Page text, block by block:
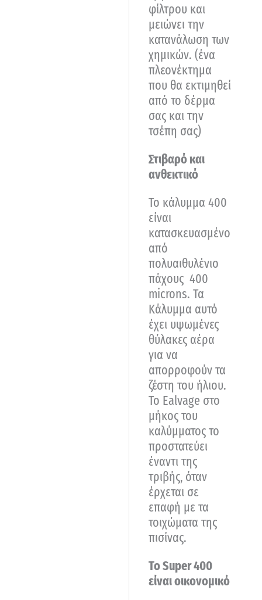
φίλτρου και
μειώνει την
κατανάλωση των
χημικών. (ένα
πλεονέκτημα
που θα εκτιμηθεί
από το δέρμα
σας και την
τσέπη σας)
Στιβαρό και
ανθεκτικό
Το κάλυμμα 400
είναι
κατασκευασμένο
από
πολυαιθυλένιο
πάχους 400
microns. Τα
Κάλυμμα αυτό
έχει υψωμένες
θύλακες αέρα
για να
απορροφούν τα
ζέστη του ήλιου.
Το Ealvage στο
μήκος του
καλύμματος το
προστατεύει
έναντι της
τριβής, όταν
έρχεται σε
επαφή με τα
τοιχώματα της
πισίνας.
Το Super 400
είναι οικονομικό